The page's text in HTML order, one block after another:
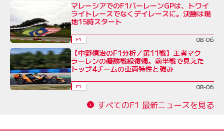
マレーシアでのF1バーレーンGPは、トワイ
ライトレースでなくデイレースに。決勝は現
地15時スタート
F1 08-06
【中野信治のF1分析／第11戦】王者マク
ラーレンの優勝戦線復帰。前半戦で見えた
トップ4チームの車両特性と強み
F1 08-06
すべてのF1 最新ニュースを見る